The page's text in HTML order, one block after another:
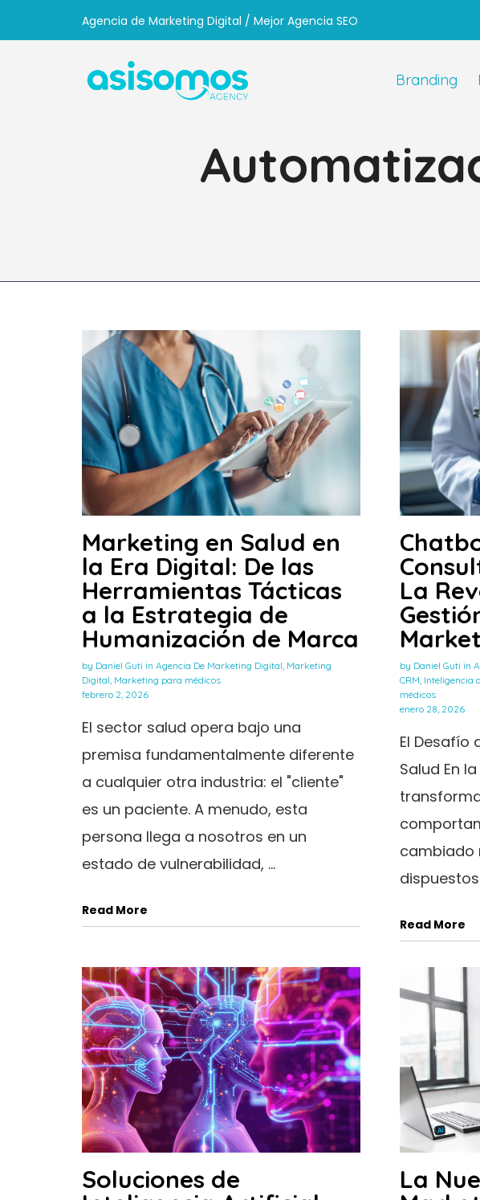
Agencia de Marketing Digital / Mejor Agencia SEO
Branding
Marketing en Salud en
la Era Digital: De las
Herramientas Tácticas
a la Estrategia de
Humanización de Marca
by Daniel Guti in Agencia De Marketing Digital, Marketing
Digital, Marketing para médicos
febrero 2, 2026
El sector salud opera bajo una
premisa fundamentalmente diferente
a cualquier otra industria: el "cliente"
es un paciente. A menudo, esta
persona llega a nosotros en un
estado de vulnerabilidad, ...
Read More
La
by Daniel Guti in
CRM, Inteligencia
médicos
enero 28, 2026
El Desafío
Salud En
cambiado
Read More
Soluciones de La